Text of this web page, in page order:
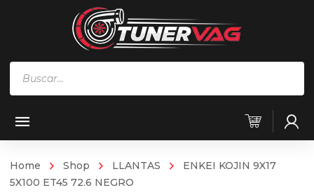
Home Shop LLANTAS
ENKEI KOJIN 9X17
5X100 ET45 72.6 NEGRO